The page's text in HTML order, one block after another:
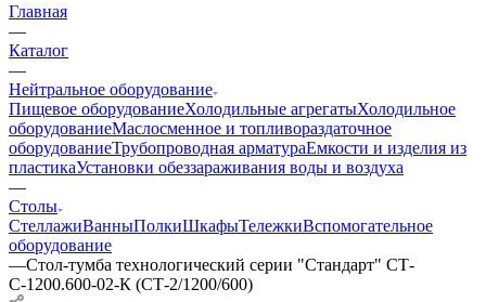
Главная
—
Каталог
—
Нейтральное оборудование
Пищевое оборудованиеХолодильные агрегатыХолодильное
оборудованиеМаслосменное и топливораздаточное
оборудованиеТрубопроводная арматураЕмкости и изделия из
пластикаУстановки обеззараживания воды и воздуха
—
Столы
СтеллажиВанныПолкиШкафыТележкиВспомогательное
оборудование
—Стол-тумба технологический серии "Стандарт" СТ-
С-1200.600-02-К (СТ-2/1200/600)